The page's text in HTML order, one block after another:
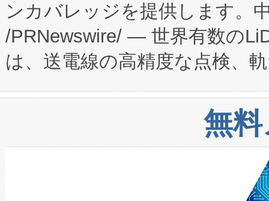
Fully-Connected Continuous
プログラムには、施設設計・
に関する技術移転および知的
構造化トレーニングカリキュ
上げおよび商用化段階におけ
設備整備および立ち上げ調整
加組織は、Enzeneのバイオ
選定された製品について、自
ーエネルギー貯蔵システム（
た。 Voltaiq独自のAI搭載プラ
定、統合、導入、運用に至る
安全性を追跡し、確保する事
増加しているデータセンター
る電力網に大きな負担をかけ
事業者の負担軽減という課題
系統連系を迅速にし、ピーク
ンカバレッジを提供します。
/PRNewswire/ — 世界有数の
は、送電線の高精度な点検、
や穀物倉庫におけるバルク材
リューション「Avia 2」を発
したAvia 2は、1,000メート
狭視野のFOVを切り替えるこ
ケーブル、枝などの細かな対
無